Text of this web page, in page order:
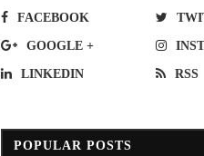
FACEBOOK
GOOGLE +
LINKEDIN RSS
POPULAR POSTS